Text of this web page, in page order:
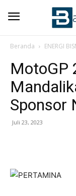
Beranda ENERGI
MotoGP
Sponsor
Juli 23, 2023